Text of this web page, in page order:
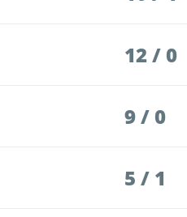
12 / 0
9 / 0
5 / 1